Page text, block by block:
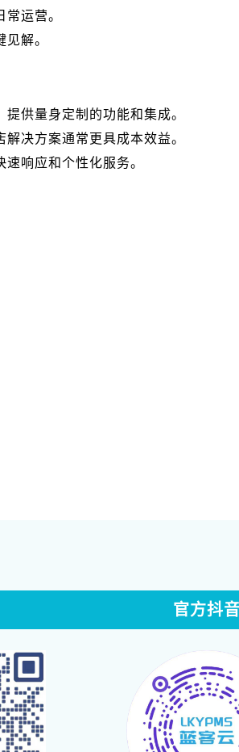
运营。
解。
供量身定制的功能和集成。
决方案通常更具成本效益。
响应和个性化服务。
官方抖音